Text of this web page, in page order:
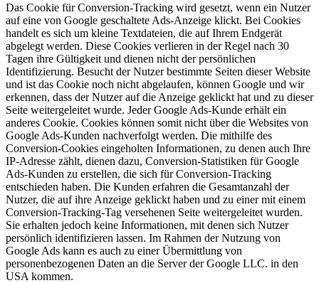
Das Cookie für Conversion-Tracking wird gesetzt, wenn ein Nutzer
auf eine von Google geschaltete Ads-Anzeige klickt. Bei Cookies
handelt es sich um kleine Textdateien, die auf Ihrem Endgerät
abgelegt werden. Diese Cookies verlieren in der Regel nach 30
Tagen ihre Gültigkeit und dienen nicht der persönlichen
Identifizierung. Besucht der Nutzer bestimmte Seiten dieser Website
und ist das Cookie noch nicht abgelaufen, können Google und wir
erkennen, dass der Nutzer auf die Anzeige geklickt hat und zu dieser
Seite weitergeleitet wurde. Jeder Google Ads-Kunde erhält ein
anderes Cookie. Cookies können somit nicht über die Websites von
Google Ads-Kunden nachverfolgt werden. Die mithilfe des
Conversion-Cookies eingeholten Informationen, zu denen auch Ihre
IP-Adresse zählt, dienen dazu, Conversion-Statistiken für Google
Ads-Kunden zu erstellen, die sich für Conversion-Tracking
entschieden haben. Die Kunden erfahren die Gesamtanzahl der
Nutzer, die auf ihre Anzeige geklickt haben und zu einer mit einem
Conversion-Tracking-Tag versehenen Seite weitergeleitet wurden.
Sie erhalten jedoch keine Informationen, mit denen sich Nutzer
persönlich identifizieren lassen. Im Rahmen der Nutzung von
Google Ads kann es auch zu einer Übermittlung von
personenbezogenen Daten an die Server der Google LLC. in den
USA kommen.